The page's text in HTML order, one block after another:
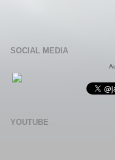
SOCIAL MEDIA
YOUTUBE